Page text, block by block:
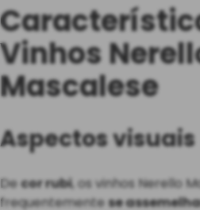
Vinhos
Mascalese
Aspectos visuais
Decor rubi, os vinhos Nerello
frequentementese